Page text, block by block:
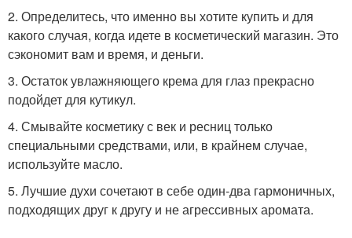
2. Определитесь, что именно вы хотите купить и для
какого случая, когда идете в косметический магазин. Это
сэкономит вам и время, и деньги.
3. Остаток увлажняющего крема для глаз прекрасно
подойдет для кутикул.
4. Смывайте косметику с век и ресниц только
специальными средствами, или, в крайнем случае,
используйте масло.
5. Лучшие духи сочетают в себе один-два гармоничных,
подходящих друг к другу и не агрессивных аромата.